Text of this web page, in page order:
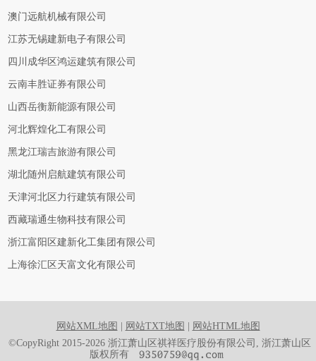
澳门远航机械有限公司
江苏无锡建新电子有限公司
四川成华区鸿运建筑有限公司
云南丰胜证券有限公司
山西岳衡新能源有限公司
河北辉煌化工有限公司
黑龙江瑞吉旅游有限公司
湖北随州启航建筑有限公司
天津河北区力行建筑有限公司
西藏瑞通生物科技有限公司
浙江富阳区建新化工集团有限公司
上海徐汇区天富文化有限公司
网站XML地图 网站TXT地图
网站HTML地图
©CopyRight 2015-2026 浙江萧山区祺祥医疗股份有限公司, 浙江萧山区
版权所有